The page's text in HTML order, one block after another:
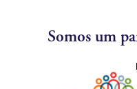
Somos um